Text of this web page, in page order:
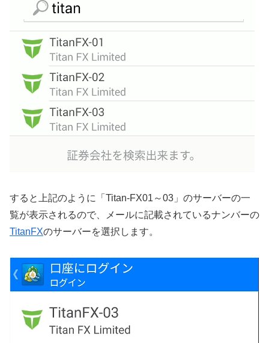
すると上記のように「Titan-FX01～03」のサーバーの一
覧が表示されるので、メールに記載されているナンバーの
TitanFXのサーバーを選択します。